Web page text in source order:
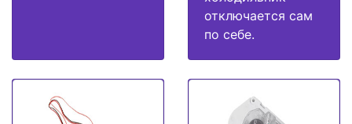
отключается сам
по себе.